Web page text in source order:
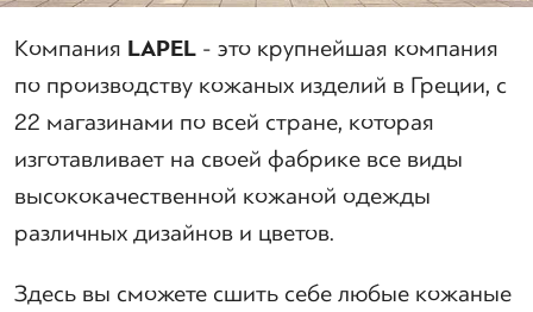
Компания LAPEL - это крупнейшая компания
по производству кожаных изделий в Греции, с
22 магазинами по всей стране, которая
изготавливает на своей фабрике все виды
высококачественной кожаной одежды
различных дизайнов и цветов.
Здесь вы сможете сшить себе любые кожаные